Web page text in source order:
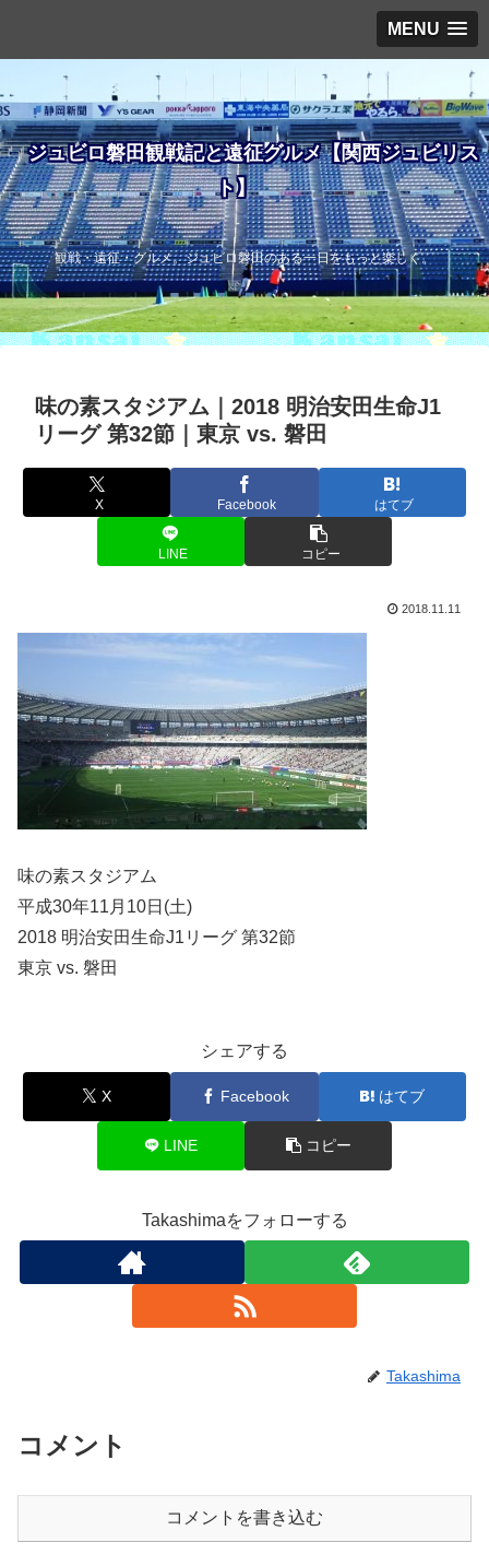
MENU
ジュビロ磐田観戦記と遠征グルメ【関西ジュビリス
ト】
観戦・遠征・グルメ。ジュビロ磐田のある一日をもっと楽しく。
味の素スタジアム｜2018 明治安田生命J1
リーグ 第32節｜東京 vs. 磐田
X Facebook はてブ
LINE コピー
2018.11.11
味の素スタジアム
平成30年11月10日(土)
2018 明治安田生命J1リーグ 第32節
東京 vs. 磐田
シェアする
X Facebook はてブ
LINE コピー
Takashimaをフォローする
Takashima
コメント
コメントを書き込む